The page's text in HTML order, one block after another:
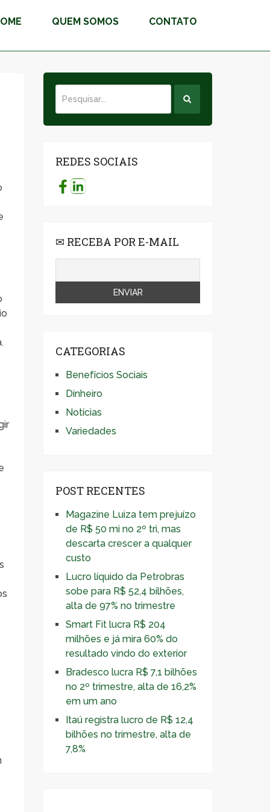
QUEM SOMOS CONTATO
REDES SOCIAIS
✉ RECEBA POR E-MAIL
CATEGORIAS
Benefícios Sociais
Dinheiro
Notícias
Variedades
POST RECENTES
Magazine Luiza tem prejuízo
de R$ 50 mi no 2º tri, mas
descarta crescer a qualquer
custo
Lucro líquido da Petrobras
sobe para R$ 52,4 bilhões,
alta de 97% no trimestre
Smart Fit lucra R$ 204
milhões e já mira 60% do
resultado vindo do exterior
Bradesco lucra R$ 7,1 bilhões
no 2º trimestre, alta de 16,2%
em um ano
Itaú registra lucro de R$ 12,4
bilhões no trimestre, alta de
7,8%